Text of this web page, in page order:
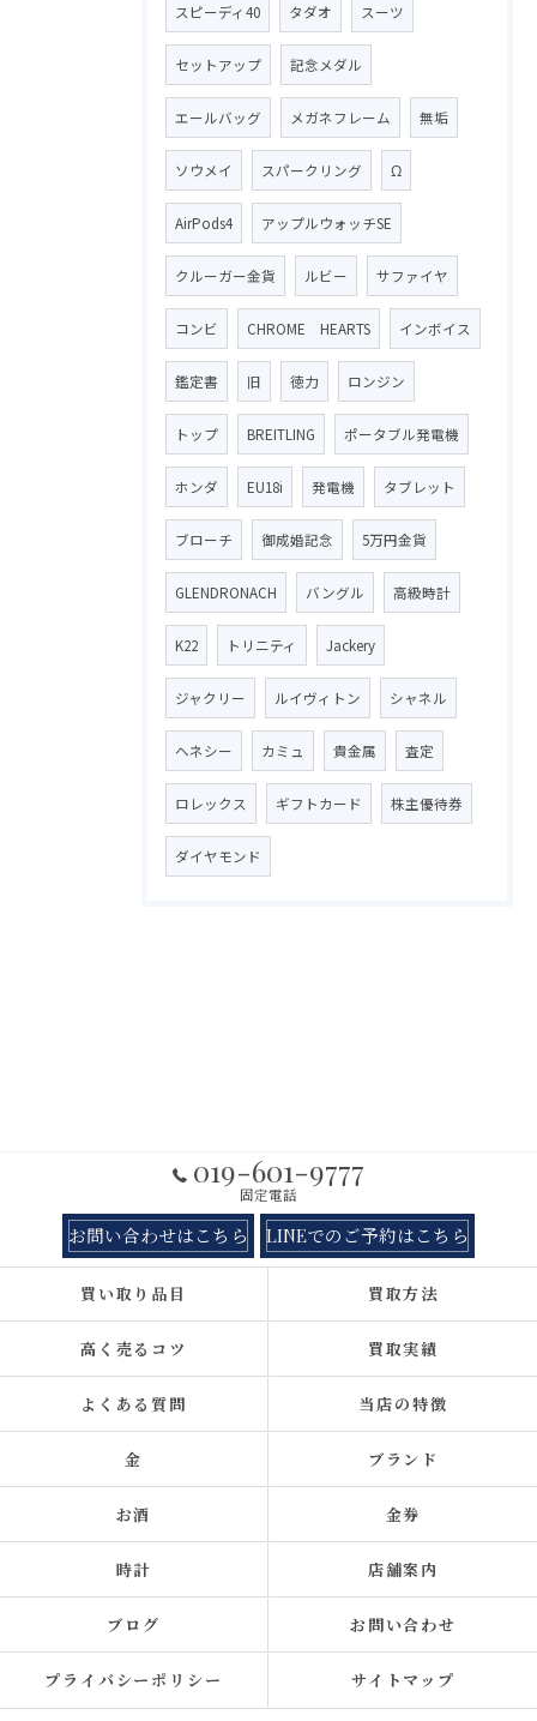
スピーディ40 タダオ スーツ
セットアップ 記念メダル
エールバッグ メガネフレーム 無垢
ソウメイ スパークリング Ω
AirPods4 アップルウォッチSE
クルーガー金貨 ルビー サファイヤ
コンビ CHROME HEARTS インボイス
鑑定書 旧 徳力 ロンジン
トップ BREITLING ポータブル発電機
ホンダ EU18i 発電機 タブレット
ブローチ 御成婚記念 5万円金貨
GLENDRONACH バングル 高級時計
K22 トリニティ Jackery
ジャクリー ルイヴィトン シャネル
ヘネシー カミュ 貴金属 査定
ロレックス ギフトカード 株主優待券
ダイヤモンド
019-601-9777
固定電話
お問い合わせはこちら LINEでのご予約はこちら
買い取り品目 買取方法
高く売るコツ 買取実績
よくある質問 当店の特徴
金 ブランド
お酒 金券
時計 店舗案内
ブログ お問い合わせ
プライバシーポリシー サイトマップ